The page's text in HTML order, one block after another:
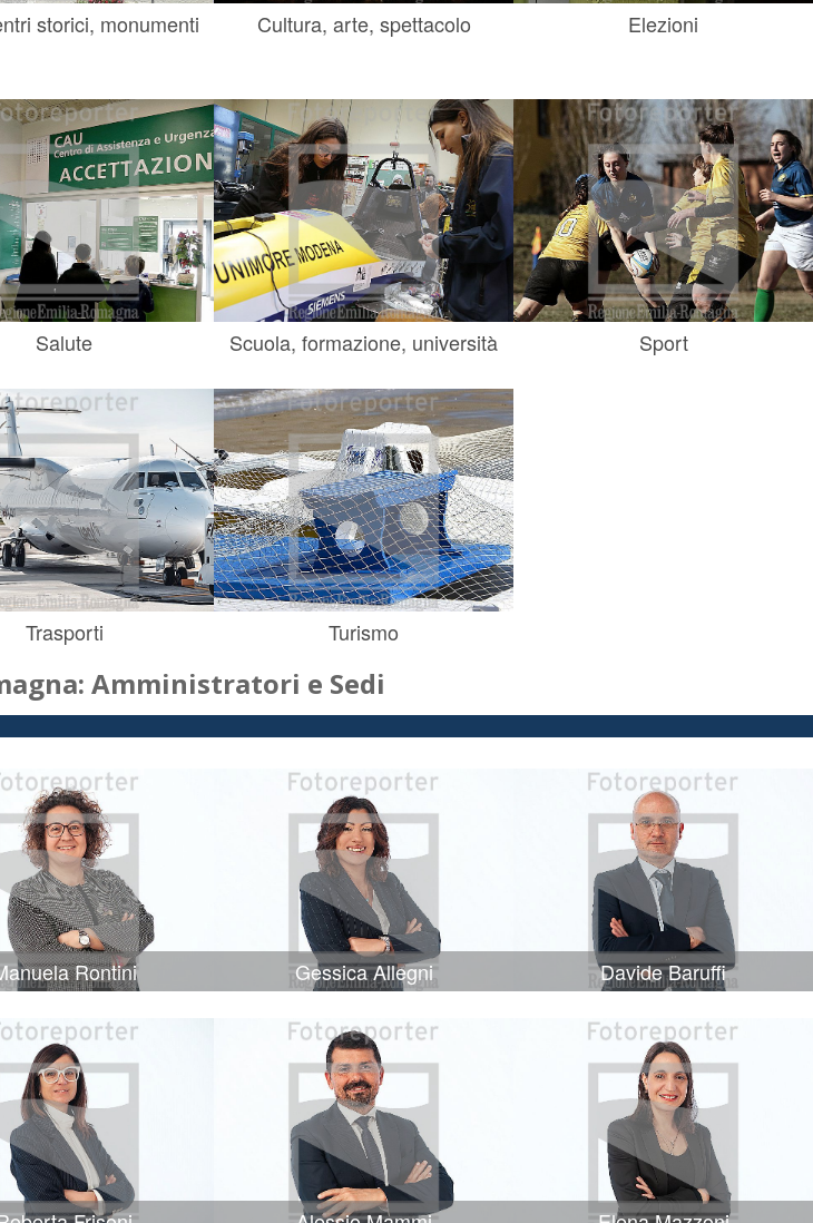
storici, monumenti Cultura, arte, spettacolo Elezioni
Salute Scuola, formazione, università Sport
Trasporti Turismo
Amministratori e Sedi
Rontini Gessica Allegni Davide Baruffi